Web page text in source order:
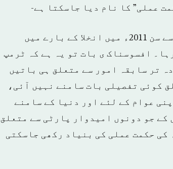
عملی” کا نام دیا جاسکتا ہے-
اسی طرح سے سن 2003ء میں عراقی جنگ پھر وہاں سے سن 2011ء میں انخلا کے بارے میں
افسوسناک ی بات تو یہ ہے کہ ٹرمپ
تر سابقہ امور سے متعلق ہی باتیں
کوئی تفصیلی بات سامنے نہیں آئی،
عوام کے لئے اور دنیا کے سامنے
کے جو دونوں امیدوار پارٹی سے متعلق
کی حکمت عملی کی بنیاد رکھی جاسکتی